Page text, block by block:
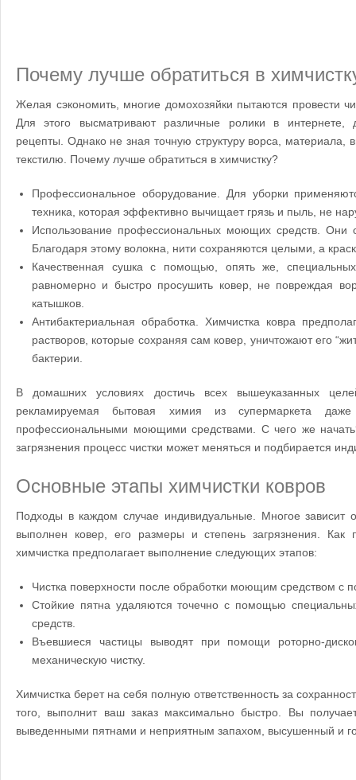
Почему лучше обратиться в
Желая сэкономить, многие домохозяйки пытаются провести
Для этого высматривают различные ролики в интернете,
рецепты. Однако не зная точную структуру ворса, материала,
текстилю. Почему лучше обратиться в химчистку?
Профессиональное оборудование. Для уборки
техника, которая эффективно вычищает грязь и пыль, не
Использование профессиональных моющих средств. Они
Благодаря этому волокна, нити сохраняются целыми, а
Качественная сушка с помощью, опять же,
равномерно и быстро просушить ковер, не повреждая
катышков.
Антибактериальная обработка. Химчистка ковра
растворов, которые сохраняя сам ковер, уничтожают его
бактерии.
В домашних условиях достичь всех вышеуказанных
рекламируемая бытовая химия из супермаркета
профессиональными моющими средствами. С чего же
загрязнения процесс чистки может меняться и подбирается
Основные этапы химчистки ковров
Подходы в каждом случае индивидуальные. Многое зависит
выполнен ковер, его размеры и степень загрязнения. Как
химчистка предполагает выполнение следующих этапов:
Чистка поверхности после обработки моющим средством с
Стойкие пятна удаляются точечно с помощью
средств.
Въевшиеся частицы выводят при помощи роторно-
механическую чистку.
Химчистка берет на себя полную ответственность за
того, выполнит ваш заказ максимально быстро. Вы
выведенными пятнами и неприятным запахом, высушенный и